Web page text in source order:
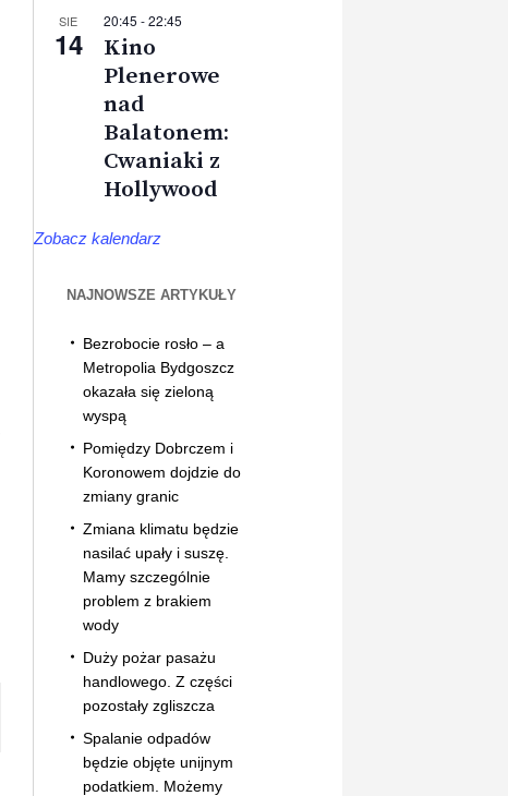
SIE
14
20:45 -22:45
Kino
Plenerowe
nad
Balatonem:
Cwaniaki z
Hollywood
Zobacz kalendarz
NAJNOWSZE ARTYKUŁY
Bezrobocie rosło – a
Metropolia Bydgoszcz
okazała się zieloną
wyspą
Pomiędzy Dobrczem i
Koronowem dojdzie do
zmiany granic
Zmiana klimatu będzie
nasilać upały i suszę.
Mamy szczególnie
problem z brakiem
wody
Duży pożar pasażu
handlowego. Z części
pozostały zgliszcza
Spalanie odpadów
będzie objęte unijnym
podatkiem. Możemy